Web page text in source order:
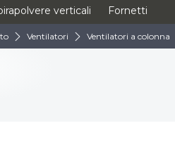
verticali Fornetti
Ventilatori Ventilatori a colonna